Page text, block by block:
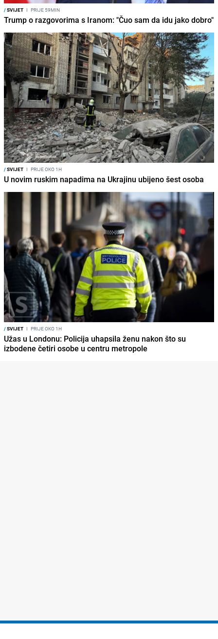
/SVIJET I PRIJE 59MIN
Trump o razgovorima s Iranom: "Čuo sam da idu jako dobro"
/SVIJET I PRIJE OKO 1H
U novim ruskim napadima na Ukrajinu ubijeno šest osoba
/SVIJET I PRIJE OKO 1H
Užas u Londonu: Policija uhapsila ženu nakon što su
izbodene četiri osobe u centru metropole